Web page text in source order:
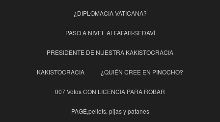
¿DIPLOMACIA VATICANA?
PASO A NIVEL ALFAFAR-SEDAVÍ
PRESIDENTE DE NUESTRA KAKISTOCRACIA
KAKISTOCRACIA ¿QUIÉN CREE EN PINOCHO?
007 Votos CON LICENCIA PARA ROBAR
PAGE,pellets, pijas y patanes